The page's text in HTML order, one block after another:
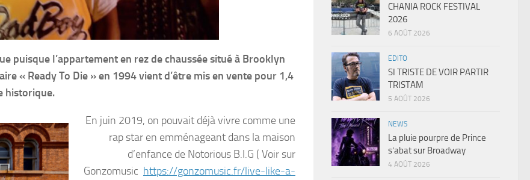
puisque l’appartement en rez de chaussée situé à Brooklyn
« Ready To Die » en 1994 vient d’être mis en vente pour 1,4
historique.
En juin 2019, on pouvait déjà vivre comme une
rap star en emménageant dans la maison
d’enfance de Notorious B.I.G ( Voir sur
Gonzomusic https://gonzomusic.fr/live-like-a-
CHANIA ROCK FESTIVAL
2026
6 AOÛT 2026
EDITO
SI TRISTE DE VOIR PARTIR
TRISTAM
5 AOÛT 2026
NEWS
La pluie pourpre de Prince
s’abat sur Broadway
4 AOÛT 2026